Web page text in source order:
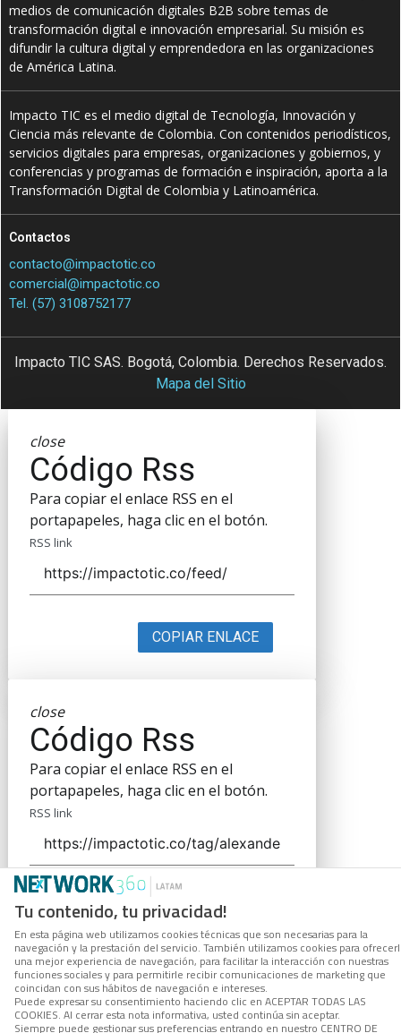
Tu contenido, tu privacidad!
En esta página web utilizamos cookies técnicas que son necesarias para la
navegación y la prestación del servicio. También utilizamos cookies para
una mejor experiencia de navegación, para facilitar la interacción con nuestras
funciones sociales y para permitirle recibir comunicaciones de marketing que
coincidan con sus hábitos de navegación e intereses.
Puede expresar su consentimiento haciendo clic en ACEPTAR TODAS LAS
COOKIES. Al cerrar esta nota informativa, usted continúa sin aceptar.
Siempre puede gestionar sus preferencias entrando en nuestro CENTRO DE
medios de comunicación digitales B2B sobre temas de
transformación digital e innovación empresarial. Su misión es
difundir la cultura digital y emprendedora en las organizaciones
de América Latina.
Impacto TIC es el medio digital de Tecnología, Innovación y
Ciencia más relevante de Colombia. Con contenidos periodísticos,
servicios digitales para empresas, organizaciones y gobiernos, y
conferencias y programas de formación e inspiración, aporta a la
Transformación Digital de Colombia y Latinoamérica.
Contactos
contacto@impactotic.co
comercial@impactotic.co
Tel. (57) 3108752177
Impacto TIC SAS. Bogotá, Colombia. Derechos Reservados.
Mapa del Sitio
close
Código Rss
Para copiar el enlace RSS en el
portapapeles, haga clic en el botón.
RSS link
COPIAR ENLACE
close
Código Rss
Para copiar el enlace RSS en el
portapapeles, haga clic en el botón.
RSS link
COPIAR ENLACE